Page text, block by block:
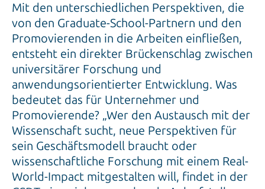
Mit den unterschiedlichen Perspektiven, die
von den Graduate-School-Partnern und den
Promovierenden in die Arbeiten einfließen,
entsteht ein direkter Brückenschlag zwischen
universitärer Forschung und
anwendungsorientierter Entwicklung. Was
bedeutet das für Unternehmer und
Promovierende? „Wer den Austausch mit der
Wissenschaft sucht, neue Perspektiven für
sein Geschäftsmodell braucht oder
wissenschaftliche Forschung mit einem Real-
World-Impact mitgestalten will, findet in der